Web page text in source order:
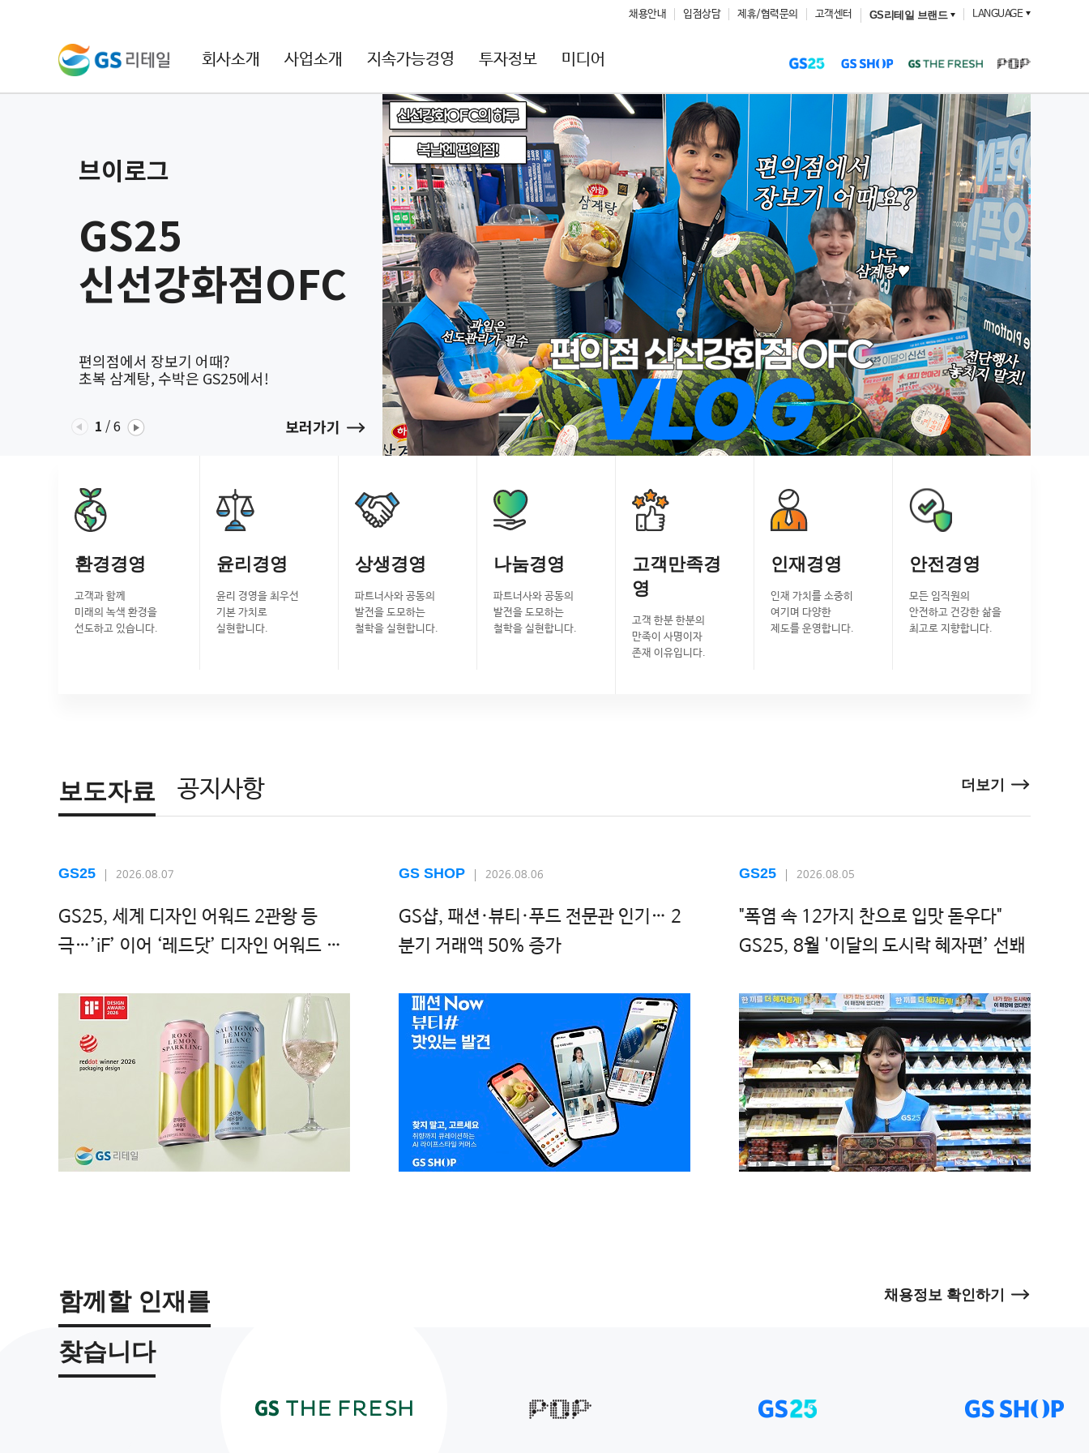
회사소개 사업소개 지속가능경영 투자정보 미디어
채용안내 입점상담 제휴/협력문의 고객센터 GS리테일 브랜드 LANGUAGE
브이로그
GS25
신선강화점OFC
편의점에서 장보기 어때?
초복 삼계탕, 수박은 GS25에서!
보러가기
1 /6
환경경영
고객과 함께
미래의 녹색 환경을
선도하고 있습니다.
윤리경영
윤리 경영을 최우선
기본 가치로
실현합니다.
상생경영
파트너사와 공동의
발전을 도모하는
철학을 실현합니다.
나눔경영
파트너사와 공동의
발전을 도모하는
철학을 실현합니다.
고객만족경
영
고객 한분 한분의
만족이 사명이자
존재 이유입니다.
인재경영
인재 가치를 소중히
여기며 다양한
제도를 운영합니다.
안전경영
모든 임직원의
안전하고 건강한 삶을
최고로 지향합니다.
보도자료
GS25 2026.08.07
GS25, 세계 디자인 어워드 2관왕 등
극…’iF’ 이어 ‘레드닷’ 디자인 어워드 수
GS SHOP 2026.08.06
GS샵, 패션·뷰티·푸드 전문관 인기… 2
분기 거래액 50% 증가
GS25 2026.08.05
"폭염 속 12가지 찬으로 입맛 돋우다"
GS25, 8월 '이달의 도시락 혜자편’ 선봬
더보기
공지사항
함께할 인재를
찾습니다
채용정보 확인하기